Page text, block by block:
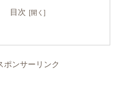
目次
ポンサーリンク